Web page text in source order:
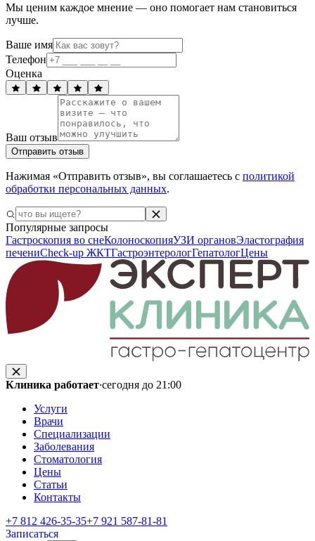
Мы ценим каждое мнение — оно помогает нам становиться
лучше.
Ваше имя
Телефон
Оценка
Ваш отзыв
Отправить отзыв
Нажимая «Отправить отзыв», вы соглашаетесь с политикой
обработки персональных данных.
Популярные запросы
Гастроскопия во снеКолоноскопияУЗИ органовЭластография
печениCheck-up ЖКТГастроэнтерологГепатологЦены
Клиника работает·сегодня до 21:00
Услуги
Врачи
Специализации
Заболевания
Стоматология
Цены
Статьи
Контакты
+7 812 426‑35‑35+7 921 587‑81‑81
Записаться